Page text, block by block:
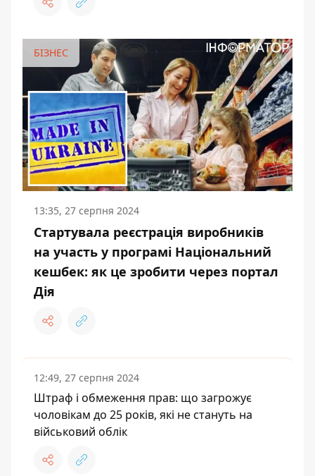
БІЗНЕС
13:35, 27 серпня 2024
Стартувала реєстрація виробників
на участь у програмі Національний
кешбек: як це зробити через портал
Дія
12:49, 27 серпня 2024
Штраф і обмеження прав: що загрожує
чоловікам до 25 років, які не стануть на
військовий облік